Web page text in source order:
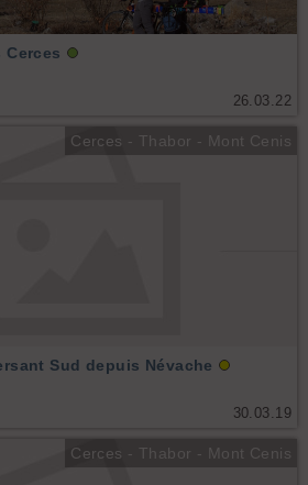
26.03.22
Cerces - Thabor - Mont Cenis
30.03.19
Sud depuis Névache
Cerces - Thabor - Mont Cenis